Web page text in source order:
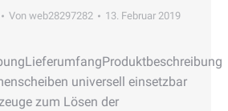
Von web28297282 13. Februar 2019
universell einsetzbar
zum Lösen der